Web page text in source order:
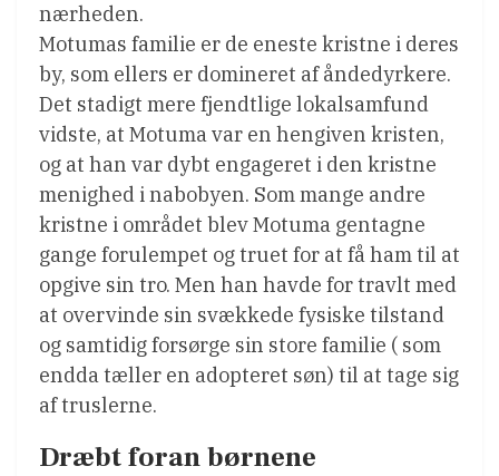
nærheden.
Motumas familie er de eneste kristne i deres
by, som ellers er domineret af åndedyrkere.
Det stadigt mere fjendtlige lokalsamfund
vidste, at Motuma var en hengiven kristen,
og at han var dybt engageret i den kristne
menighed i nabobyen. Som mange andre
kristne i området blev Motuma gentagne
gange forulempet og truet for at få ham til at
opgive sin tro. Men han havde for travlt med
at overvinde sin svækkede fysiske tilstand
og samtidig forsørge sin store familie ( som
endda tæller en adopteret søn) til at tage sig
af truslerne.
Dræbt foran børnene